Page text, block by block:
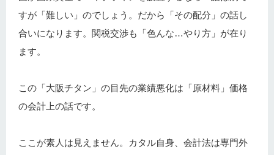
すが「難しい」のでしょう。だから「その配分」の話し
合いになります。関税交渉も「色んな…やり方」が在り
ます。
この「大阪チタン」の目先の業績悪化は「原材料」価格
の会計上の話です。
ここが素人は見えません。カタル自身、会計法は専門外